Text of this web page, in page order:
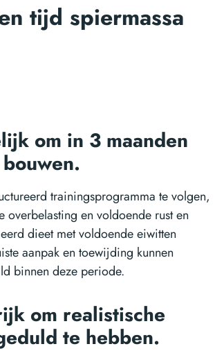
tijd spiermassa
om in 3 maanden
trainingsprogramma te volgen,
en voldoende rust en
dieet met voldoende eiwitten
aanpak en toewijding kunnen
binnen deze periode.
om realistische
te hebben.